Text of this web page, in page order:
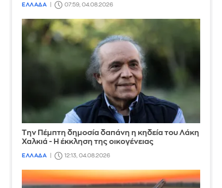
ΕΛΛΑΔΑ 07:59, 04.08.2026
Την Πέμπτη δημοσία δαπάνη η κηδεία του Λάκη
Χαλκιά - Η έκκληση της οικογένειας
ΕΛΛΑΔΑ 12:13, 04.08.2026